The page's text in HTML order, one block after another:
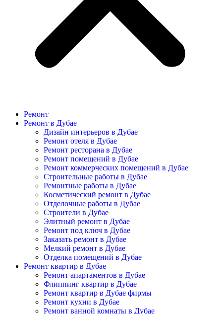
Ремонт
Ремонт в Дубае
Дизайн интерьеров в Дубае
Ремонт отеля в Дубае
Ремонт ресторана в Дубае
Ремонт помещений в Дубае
Ремонт коммерческих помещений в Дубае
Строительные работы в Дубае
Ремонтные работы в Дубае
Косметический ремонт в Дубае
Отделочные работы в Дубае
Строители в Дубае
Элитный ремонт в Дубае
Ремонт под ключ в Дубае
Заказать ремонт в Дубае
Мелкий ремонт в Дубае
Отделка помещений в Дубае
Ремонт квартир в Дубае
Ремонт апартаментов в Дубае
Флиппинг квартир в Дубае
Ремонт квартир в Дубае фирмы
Ремонт кухни в Дубае
Ремонт ванной комнаты в Дубае